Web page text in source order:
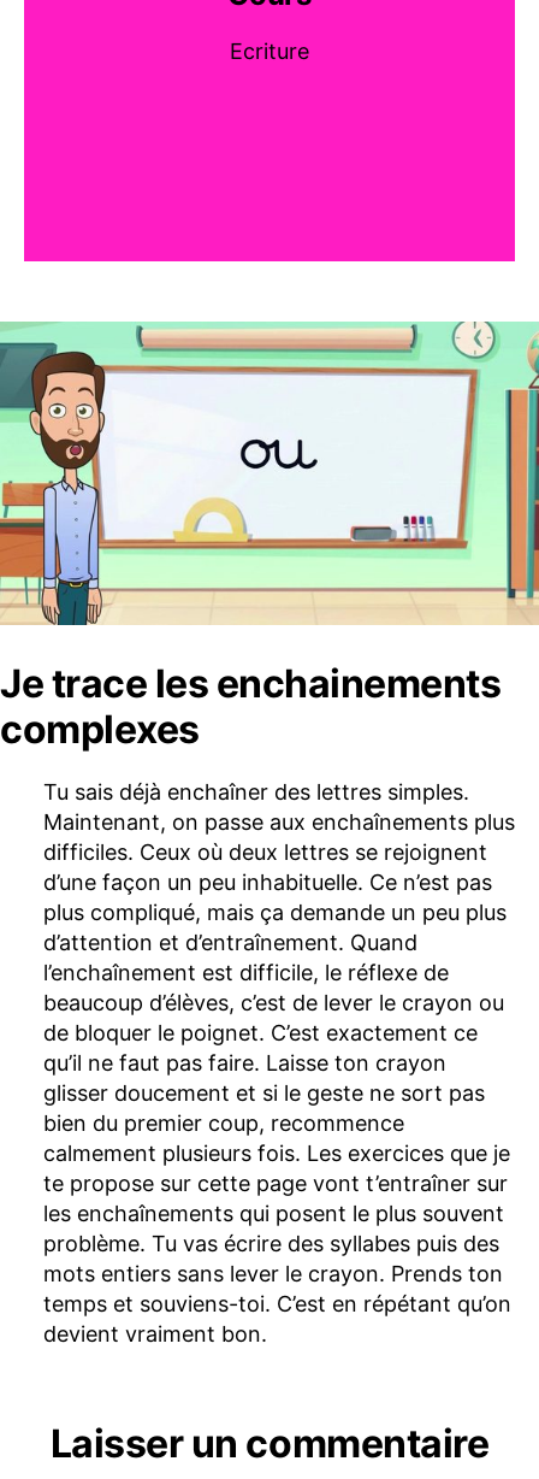
Ecriture
Je trace les enchainements
complexes
Tu sais déjà enchaîner des lettres simples.
Maintenant, on passe aux enchaînements plus
difficiles. Ceux où deux lettres se rejoignent
d’une façon un peu inhabituelle. Ce n’est pas
plus compliqué, mais ça demande un peu plus
d’attention et d’entraînement. Quand
l’enchaînement est difficile, le réflexe de
beaucoup d’élèves, c’est de lever le crayon ou
de bloquer le poignet. C’est exactement ce
qu’il ne faut pas faire. Laisse ton crayon
glisser doucement et si le geste ne sort pas
bien du premier coup, recommence
calmement plusieurs fois. Les exercices que je
te propose sur cette page vont t’entraîner sur
les enchaînements qui posent le plus souvent
problème. Tu vas écrire des syllabes puis des
mots entiers sans lever le crayon. Prends ton
temps et souviens-toi. C’est en répétant qu’on
devient vraiment bon.
Laisser un commentaire